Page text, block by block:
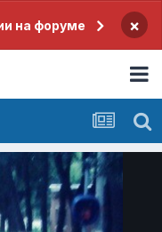
на форуме ×